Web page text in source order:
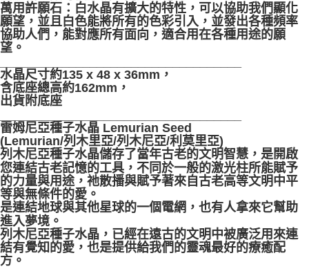
萬用許願石：白水晶有擴大的特性，可以協助我們顯化
願望，並且白色能將所有的色彩引入，並發出各種頻率
協助人們，能對應所有面向，適合用在各種用途的願
望。
水晶尺寸約135 x 48 x 36mm，
含底座總高約162mm，
出貨附底座
雷姆尼亞種子水晶 Lemurian Seed
(Lemurian/列木里亞/列木尼亞/利莫里亞)
列木尼亞種子水晶儲存了當年古老的文明智慧，是開啟
您連結古老記憶的工具，不同於一般的激光柱所能賦予
的力量與用途，祂散播與賦予著來自古老高等文明中平
等與無條件的愛。
是連結地球與其他星球的一個電網，也有人拿來它幫助
進入夢境。
列木尼亞種子水晶，已經在遠古的文明中被廣泛用來連
結有覺知的愛，也是提供給我們的靈魂最好的療癒配
方。